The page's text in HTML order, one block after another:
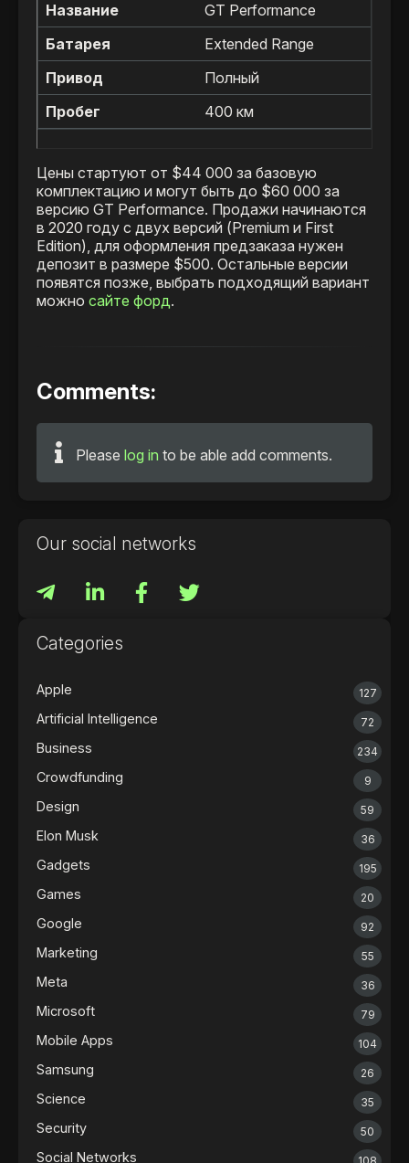
GT Performance
Extended Range
Полный
400 км
Цены стартуют от $44 000 за базовую
комплектацию и могут быть до $60 000 за
версию GT Performance. Продажи начинаются
в 2020 году с двух версий (Premium и First
Edition), для оформления предзаказа нужен
депозит в размере $500. Остальные версии
появятся позже, выбрать подходящий вариант
можно сайте форд.
Comments:
Please log in to be able add comments.
Our social networks
Categories
Apple 127
Artificial Intelligence 72
Business 234
Crowdfunding 9
Design 59
Elon Musk 36
Gadgets 195
Games 20
Google 92
Marketing 55
Meta 36
Microsoft 79
Mobile Apps 104
Samsung 26
Science 35
Security 50
Social Networks